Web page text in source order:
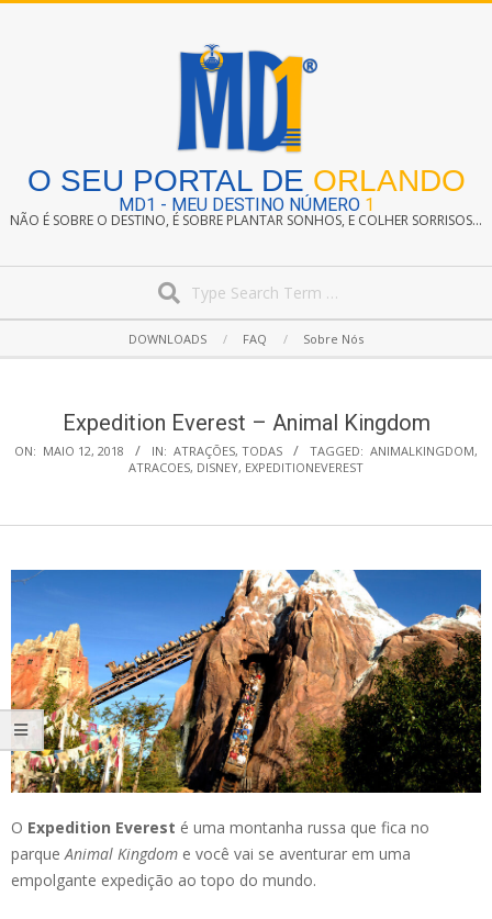
O SEU PORTAL DE ORLANDO
MD1 - MEU DESTINO NÚMERO 1
NÃO É SOBRE O DESTINO, É SOBRE PLANTAR SONHOS, E COLHER SORRISOS...
Navigation
DOWNLOADS FAQ Sobre Nós
Expedition Everest – Animal Kingdom
ON: MAIO 12, 2018 IN: ATRAÇÕES, TODAS TAGGED: ANIMALKINGDOM,
ATRACOES, DISNEY, EXPEDITIONEVEREST
O Expedition Everest é uma montanha russa que fica no
parque Animal Kingdom e você vai se aventurar em uma
empolgante expedição ao topo do mundo.